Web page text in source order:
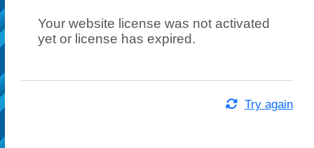
Your website license was not activated
yet or license has expired.
Try again